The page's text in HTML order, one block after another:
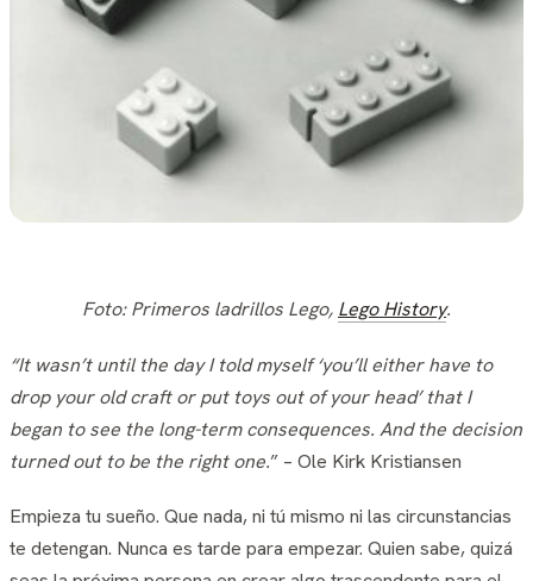
Foto:Primeros ladrillos Lego, Lego History.
“It wasn’t until the day I told myself ‘you’ll either have to
drop your old craft or put toys out of your head’ that I
began to see the long-term consequences. And the decision
turned out to be the right one.” – Ole Kirk Kristiansen
Empieza tu sueño. Que nada, ni tú mismo ni las circunstancias
te detengan. Nunca es tarde para empezar. Quien sabe, quizá